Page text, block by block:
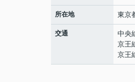
所在地 東京
交通 中央
京王
京王